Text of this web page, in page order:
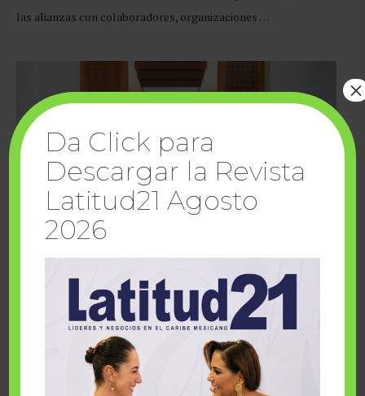
las alianzas con colaboradores, organizaciones …
Cuando la solidaridad inspira; cumplen
sueños Fairmont Mayakoba y Make-A-Wish
Da Click para
Descargar la Revista
Latitud21 Agosto
2026
×